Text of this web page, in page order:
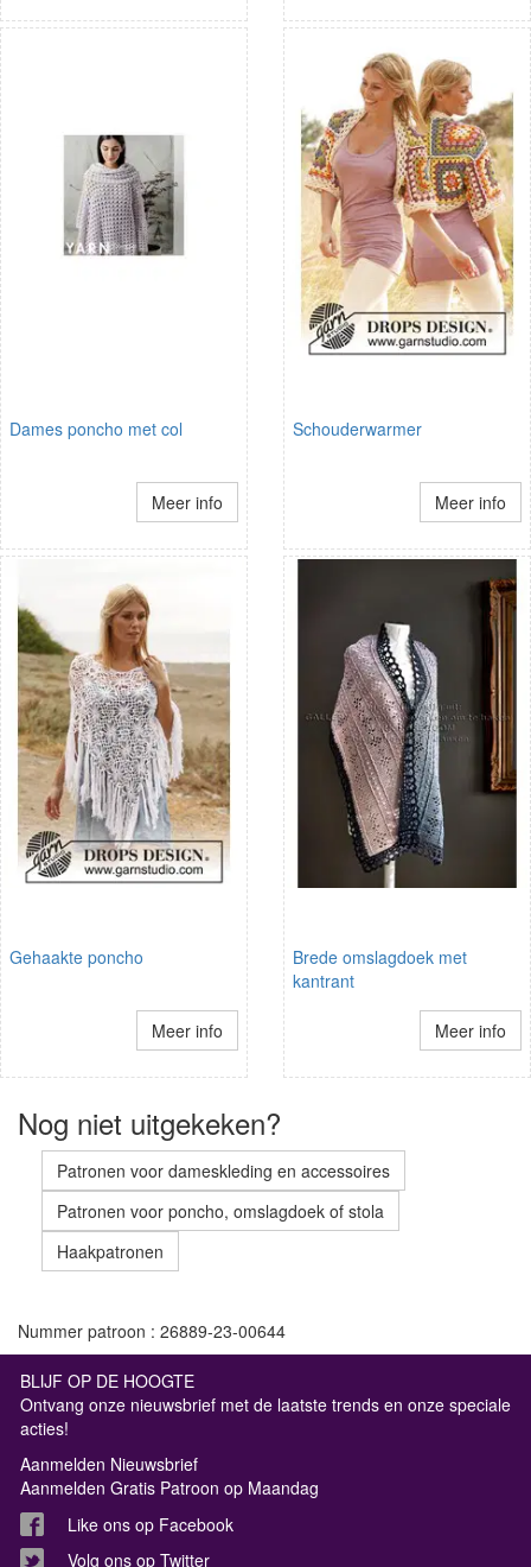
Dames poncho met col
Meer info
Schouderwarmer
Meer info
Gehaakte poncho
Meer info
Brede omslagdoek met
kantrant
Meer info
Nog niet uitgekeken?
Patronen voor dameskleding en accessoires
Patronen voor poncho, omslagdoek of stola
Haakpatronen
Nummer patroon : 26889-23-00644
BLIJF OP DE HOOGTE
Ontvang onze nieuwsbrief met de laatste trends en onze speciale
acties!
Aanmelden Nieuwsbrief
Aanmelden Gratis Patroon op Maandag
Like ons op Facebook
Volg ons op Twitter